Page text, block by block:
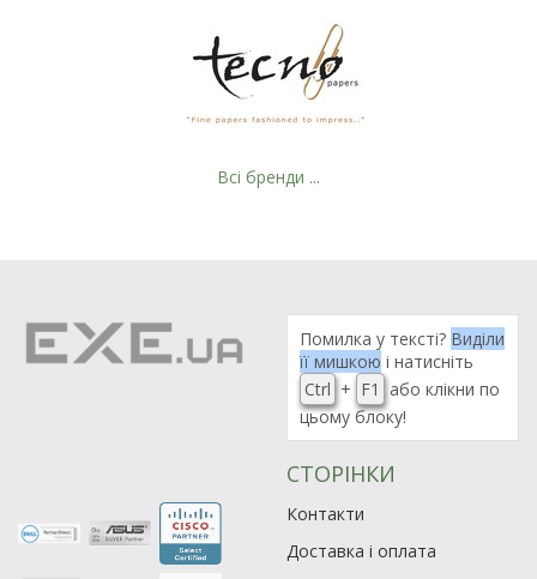
19
Всі бренди ...
Помилка у тексті? Виділи
її мишкою і натисніть
Ctrl + F1
або клікни по
цьому блоку!
СТОРІНКИ
Контакти
Доставка і оплата